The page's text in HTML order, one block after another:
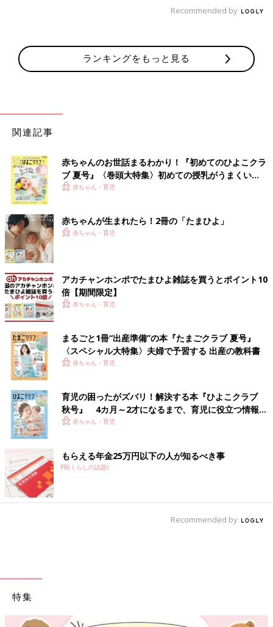
Recommended by
ランキングをもっと見る
関連記事
赤ちゃんのお世話まるわかり！『初めてのひよこクラ
ブ 夏号』〈巻頭大特集〉初めての授乳がうまくい
く！ おっぱい・ミルクの基本と夏のトラブル 解決テ
赤ちゃん・育児
赤ちゃんが生まれたら！2冊の「たまひよ」
赤ちゃん・育児
アカチャンホンポでたまひよ雑誌を買うとポイント10
倍【期間限定】
赤ちゃん・育児
まるごと1冊“出産準備”の本『たまごクラブ 夏号』
〈スペシャル大特集〉夫婦で予習する 出産の教科書
赤ちゃん・育児
育児の困ったがズバリ！解決する本『ひよこクラブ
秋号』 4カ月～2才になるまで、育児に役立つ情報が
いっぱい！
赤ちゃん・育児
もらえる年金25万円以下の人が知るべき事
PR(くらしの話題)
Recommended by
特集